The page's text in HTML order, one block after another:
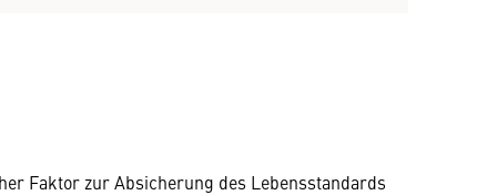
Faktor zur Absicherung des Lebensstandards